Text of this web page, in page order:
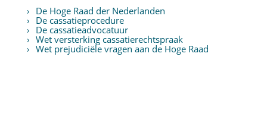
De Hoge Raad der Nederlanden
De cassatieprocedure
De cassatieadvocatuur
Wet versterking cassatierechtspraak
Wet prejudiciële vragen aan de Hoge Raad